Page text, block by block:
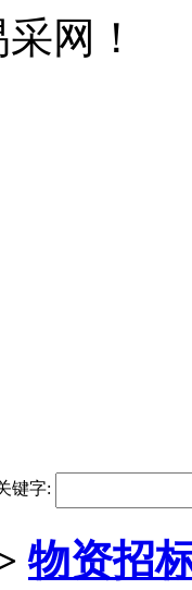
网！
键字:
物资招